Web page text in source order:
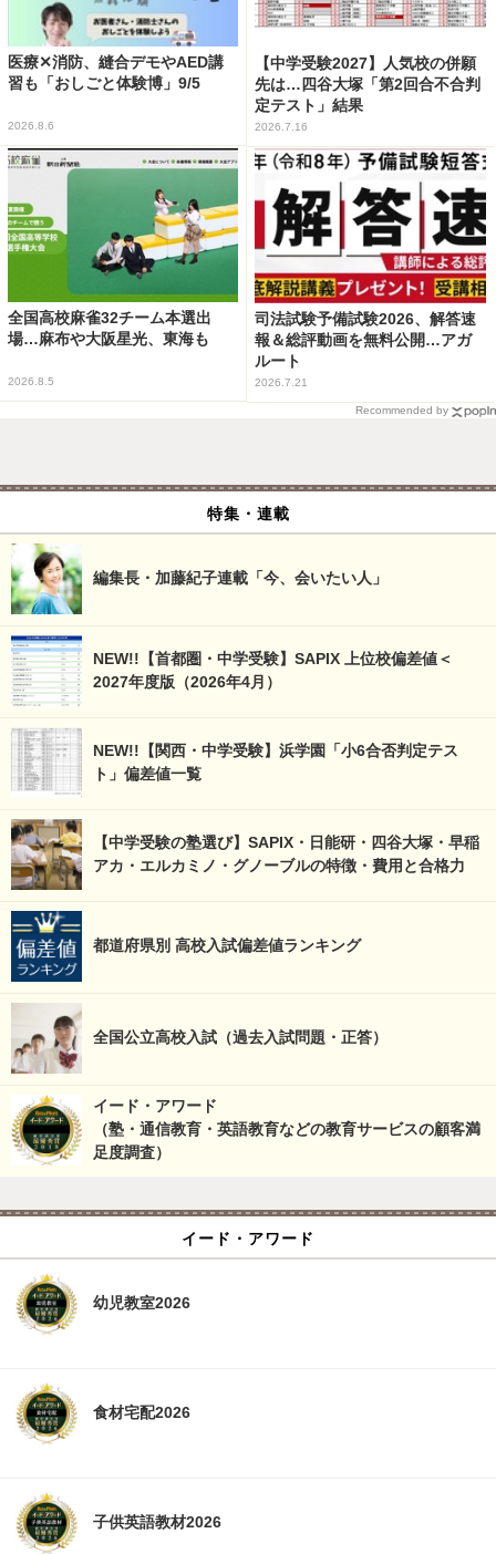
医療✕消防、縫合デモやAED講
習も「おしごと体験博」9/5
2026.8.6
【中学受験2027】人気校の併願
先は…四谷大塚「第2回合不合判
定テスト」結果
2026.7.16
全国高校麻雀32チーム本選出
場…麻布や大阪星光、東海も
2026.8.5
司法試験予備試験2026、解答速
報＆総評動画を無料公開…アガ
ルート
2026.7.21
Recommended by
特集・連載
編集長・加藤紀子連載「今、会いたい人」
NEW!!【首都圏・中学受験】SAPIX 上位校偏差値＜
2027年度版（2026年4月）
NEW!!【関西・中学受験】浜学園「小6合否判定テス
ト」偏差値一覧
【中学受験の塾選び】SAPIX・日能研・四谷大塚・早稲
アカ・エルカミノ・グノーブルの特徴・費用と合格力
都道府県別 高校入試偏差値ランキング
全国公立高校入試（過去入試問題・正答）
イード・アワード
（塾・通信教育・英語教育などの教育サービスの顧客満
足度調査）
イード・アワード
幼児教室2026
食材宅配2026
子供英語教材2026